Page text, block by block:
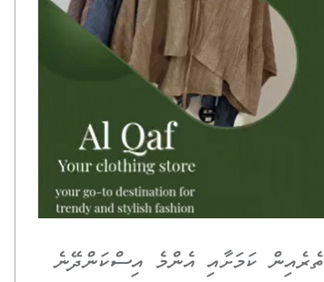
ކަމަށާއި އެންމެ އިސްކަންދޭނެ